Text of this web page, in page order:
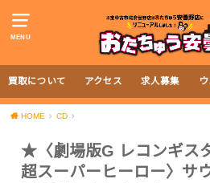
MENU
買取について アクセス 求人募集
HOME CD
★〈劇場版G レコンギス
超スーパーヒーロー〉サ